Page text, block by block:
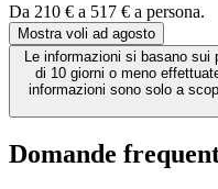
Da 210 € a 517 € a persona.
Mostra voli ad agosto
Le informazioni si basano
di 10 giorni o meno
informazioni sono solo a
Domande